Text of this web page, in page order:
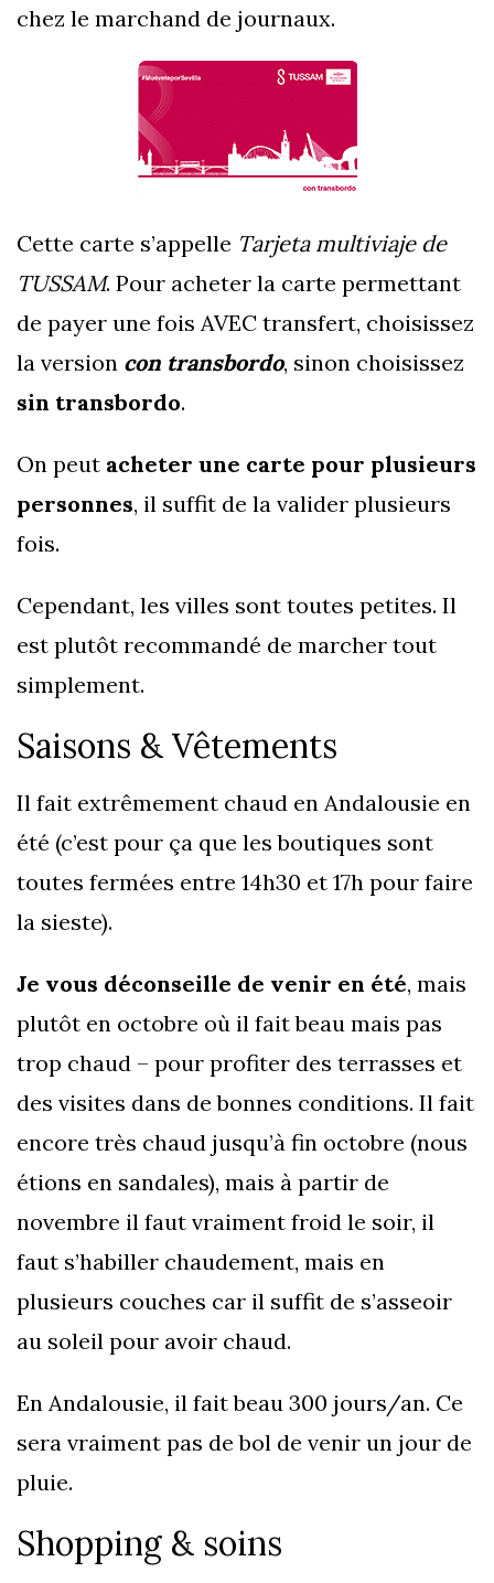
chez le marchand de journaux.
Cette carte s’appelle Tarjeta multiviaje de
TUSSAM. Pour acheter la carte permettant
de payer une fois AVEC transfert, choisissez
la version con transbordo, sinon choisissez
sin transbordo.
On peut acheter une carte pour plusieurs
personnes, il suffit de la valider plusieurs
fois.
Cependant, les villes sont toutes petites. Il
est plutôt recommandé de marcher tout
simplement.
Saisons & Vêtements
Il fait extrêmement chaud en Andalousie en
été (c’est pour ça que les boutiques sont
toutes fermées entre 14h30 et 17h pour faire
la sieste).
Je vous déconseille de venir en été, mais
plutôt en octobre où il fait beau mais pas
trop chaud – pour profiter des terrasses et
des visites dans de bonnes conditions. Il fait
encore très chaud jusqu’à fin octobre (nous
étions en sandales), mais à partir de
novembre il faut vraiment froid le soir, il
faut s’habiller chaudement, mais en
plusieurs couches car il suffit de s’asseoir
au soleil pour avoir chaud.
En Andalousie, il fait beau 300 jours/an. Ce
sera vraiment pas de bol de venir un jour de
pluie.
Shopping & soins